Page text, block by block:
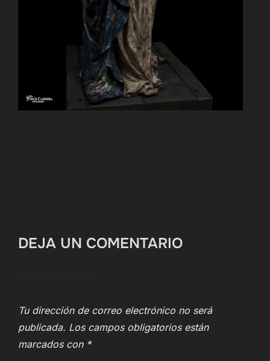
DEJA UN COMENTARIO
Tu dirección de correo electrónico no será
publicada. Los campos obligatorios están
marcados con *